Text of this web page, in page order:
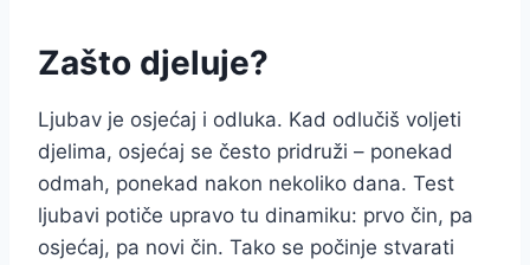
Zašto djeluje?
Ljubav je osjećaj i odluka. Kad odlučiš voljeti
djelima, osjećaj se često pridruži – ponekad
odmah, ponekad nakon nekoliko dana. Test
ljubavi potiče upravo tu dinamiku: prvo čin, pa
osjećaj, pa novi čin. Tako se počinje stvarati